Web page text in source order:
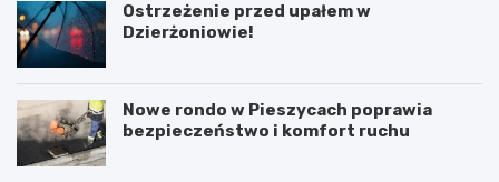
Ostrzeżenie przed upałem w
Dzierżoniowie!
Nowe rondo w Pieszycach poprawia
bezpieczeństwo i komfort ruchu